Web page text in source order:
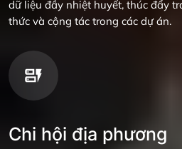
dữ liệu đầy nhiệt huyết, thúc đẩy
thức và cộng tác trong các dự án.
Chi hội địa phương